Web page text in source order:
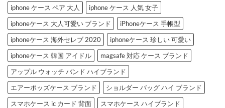
iphone ケース ペア 大人
iphone ケース 人気 女子
iphoneケース 大人可愛い ブランド
iPhoneケース 手帳型
iphoneケース 海外セレブ 2020
iphoneケース 珍しい 可愛い
iphoneケース 韓国 アイドル
magsafe 対応 ケース ブランド
アップル ウォッチ バンド ハイブランド
エアーポッズケース ブランド
ショルダー バッグ ハイ ブランド
スマホケース ic カード 背面
スマホケース ハイブランド